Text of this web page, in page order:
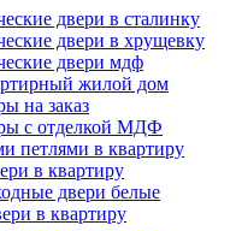
двери в сталинку
двери в хрущевку
двери мдф
жилой дом
на заказ
с отделкой МДФ
петлями в квартиру
в квартиру
двери белые
в квартиру